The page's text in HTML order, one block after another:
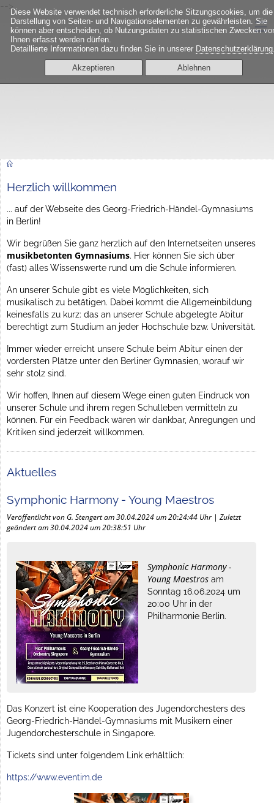
Diese Website verwendet technisch erforderliche Sitzungscookies, um die
Darstellung von Seiten- und Navigationselementen zu gewährleisten. Sie
können aber entscheiden, ob Nutzungsdaten zu statistischen Zwecken
Ihnen erfasst werden dürfen.
Detaillierte Informationen dazu finden Sie in unserer Datenschutzerklärung
Akzeptieren Ablehnen
-->
≡
Herzlich willkommen
... auf der Webseite des Georg-Friedrich-Händel-Gymnasiums
in Berlin!
Wir begrüßen Sie ganz herzlich auf den Internetseiten unseres
musikbetonten Gymnasiums. Hier können Sie sich über
(fast) alles Wissenswerte rund um die Schule informieren.
An unserer Schule gibt es viele Möglichkeiten, sich
musikalisch zu betätigen. Dabei kommt die Allgemeinbildung
keinesfalls zu kurz: das an unserer Schule abgelegte Abitur
berechtigt zum Studium an jeder Hochschule bzw. Universität.
Immer wieder erreicht unsere Schule beim Abitur einen der
vordersten Plätze unter den Berliner Gymnasien, worauf wir
sehr stolz sind.
Wir hoffen, Ihnen auf diesem Wege einen guten Eindruck von
unserer Schule und ihrem regen Schulleben vermitteln zu
können. Für ein Feedback wären wir dankbar, Anregungen und
Kritiken sind jederzeit willkommen.
Aktuelles
Symphonic Harmony - Young Maestros
Veröffentlicht von G. Stengert am 30.04.2024 um 20:24:44 Uhr | Zuletzt
geändert am 30.04.2024 um 20:38:51 Uhr
Symphonic Harmony -
Young Maestros am
Sonntag 16.06.2024 um
20:00 Uhr in der
Philharmonie Berlin.
Das Konzert ist eine Kooperation des Jugendorchesters des
Georg-Friedrich-Händel-Gymnasiums mit Musikern einer
Jugendorchesterschule in Singapore.
Tickets sind unter folgendem Link erhältlich:
https://www.eventim.de